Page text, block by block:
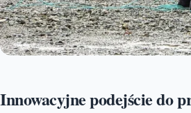
Innowacyjne podejście do